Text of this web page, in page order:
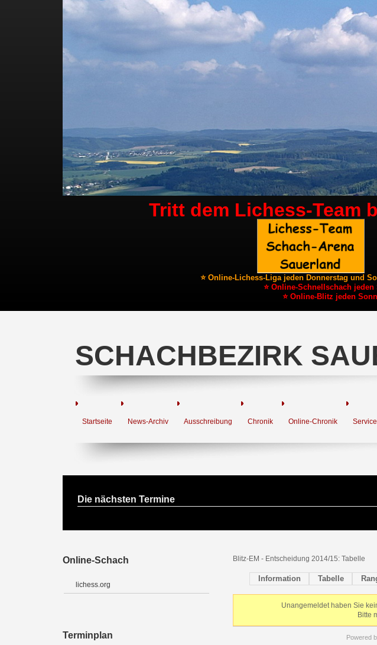
Tritt dem Lichess-Team
⭐ Online-Lichess-Liga jeden Donnerstag und
⭐ Online-Schnellschach jeden
⭐ Online-Blitz jeden
SCHACHBEZIRK
Startseite News-Archiv Ausschreibung Chronik Online-Chronik Service
Die nächsten Termine
Online-Schach
lichess.org
Terminplan
Blitz-EM - Entscheidung 2014/15: Tabelle
Information Tabelle
Unangemeldet haben Sie
Bitte
Powered